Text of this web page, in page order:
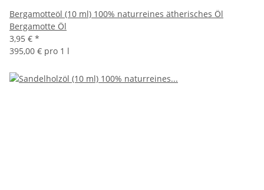
Bergamotteöl (10 ml) 100% naturreines ätherisches Öl
Bergamotte Öl
3,95 € *
395,00 € pro 1 l